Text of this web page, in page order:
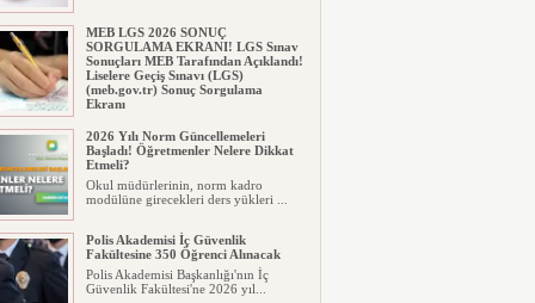
MEB LGS 2026 SONUÇ
SORGULAMA EKRANI! LGS Sınav
Sonuçları MEB Tarafından Açıklandı!
Liselere Geçiş Sınavı (LGS)
(meb.gov.tr) Sonuç Sorgulama
Ekranı
Milyonlarca öğrenci için ...
2026 Yılı Norm Güncellemeleri
Başladı! Öğretmenler Nelere Dikkat
Etmeli?
Okul müdürlerinin, norm kadro
modülüne girecekleri ders yükleri ...
Polis Akademisi İç Güvenlik
Fakültesine 350 Öğrenci Alınacak
Polis Akademisi Başkanlığı'nın İç
Güvenlik Fakültesi'ne 2026 yıl...